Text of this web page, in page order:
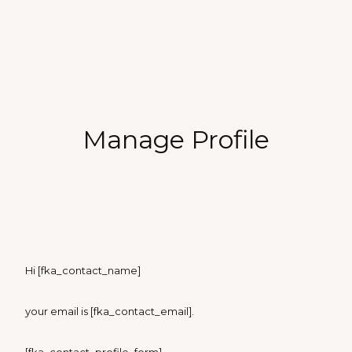
Manage Profile
Hi [fka_contact_name]
your email is [fka_contact_email].